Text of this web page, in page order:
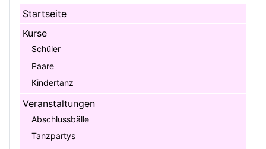
Startseite
Kurse
Schüler
Paare
Kindertanz
Veranstaltungen
Abschlussbälle
Tanzpartys